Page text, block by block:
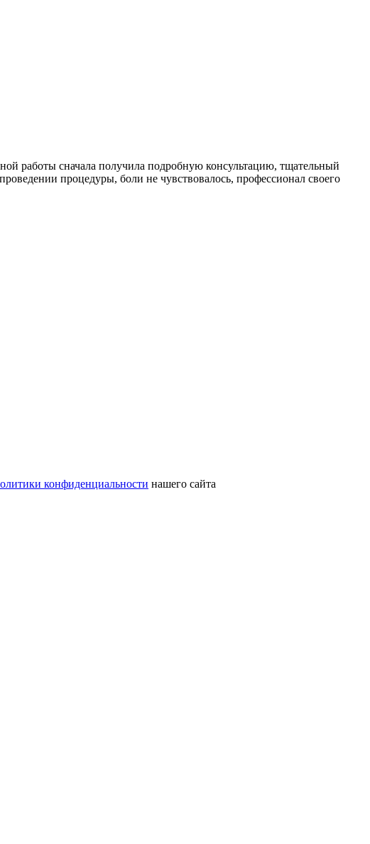
работы сначала получила подробную консультацию, тщательный
процедуры, боли не чувствовалось, профессионал своего
конфиденциальности нашего сайта